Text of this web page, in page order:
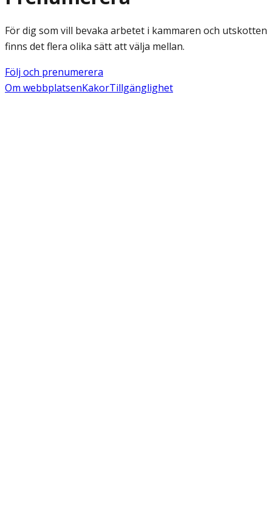
För dig som vill bevaka arbetet i kammaren och utskotten
finns det flera olika sätt att välja mellan.
Följ och prenumerera
Om webbplatsenKakorTillgänglighet